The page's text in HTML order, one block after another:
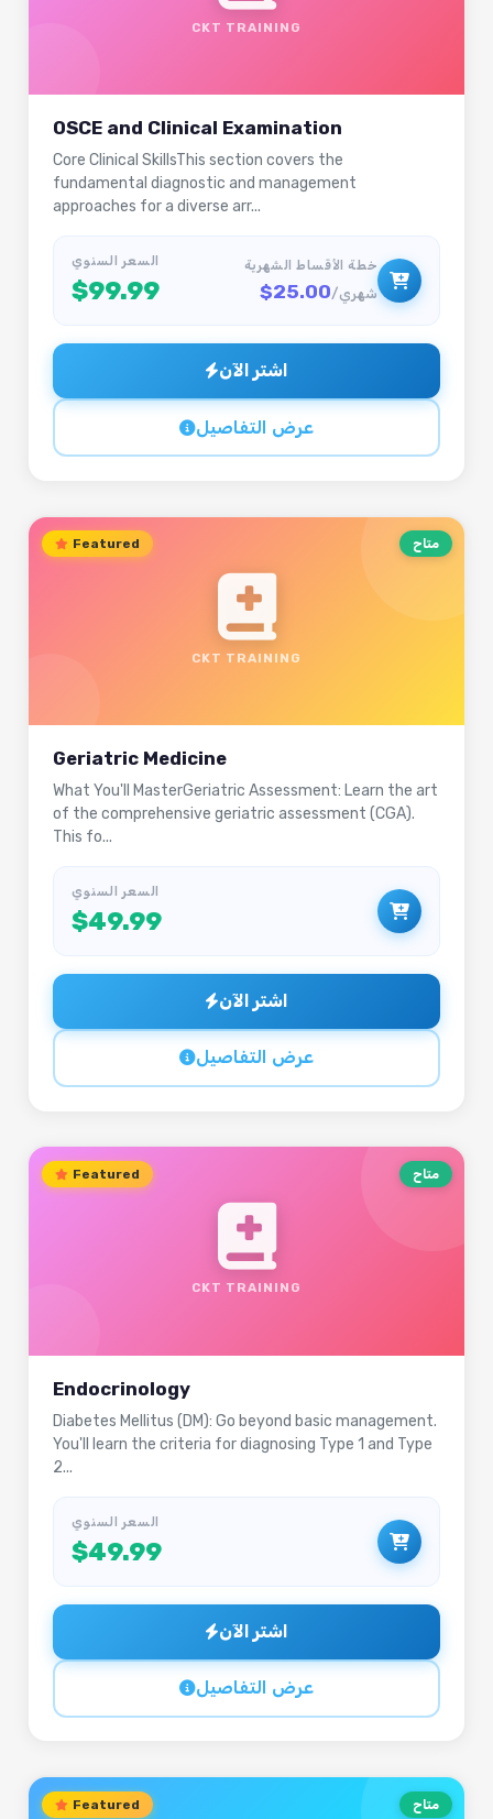
CKT TRAINING
OSCE and Clinical Examination
Core Clinical SkillsThis section covers the
fundamental diagnostic and management
approaches for a diverse arr...
السعر السنوي
$99.99
خطة الأقساط الشهرية
$25.00 /شهري
اشتر الآن
عرض التفاصيل
CKT TRAINING
متاح Featured
Geriatric Medicine
What You'll MasterGeriatric Assessment: Learn the art
of the comprehensive geriatric assessment (CGA).
This fo...
السعر السنوي
$49.99
اشتر الآن
عرض التفاصيل
CKT TRAINING
متاح Featured
Endocrinology
Diabetes Mellitus (DM): Go beyond basic management.
You'll learn the criteria for diagnosing Type 1 and Type
2...
السعر السنوي
$49.99
اشتر الآن
عرض التفاصيل
متاح Featured